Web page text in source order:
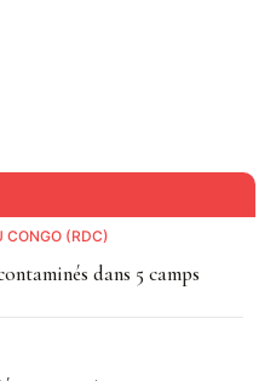
CONGO (RDC)
dans 5 camps